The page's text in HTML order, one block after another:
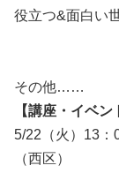
役立つ&面白い
その他……
【講座・イベン
5/22（火）13
（西区）